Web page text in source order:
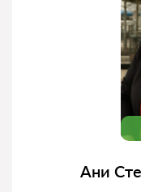
Ани